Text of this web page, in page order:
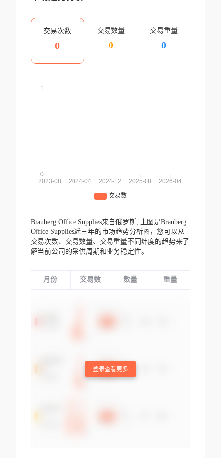
交易次数
0
交易数量
0
交易重量
0
Brauberg Office Supplies来自俄罗斯,
上图是Brauberg
Office Supplies近三年的市场趋势分析图，您可以从
交易次数、交易数量、交易重量不同纬度的趋势来了
解当前公司的采供周期和业务稳定性。
月份 交易数 数量 重量
登录查看更多